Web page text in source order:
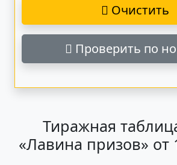
Очистить
Проверить по
Тиражная
«Лавина призов» от